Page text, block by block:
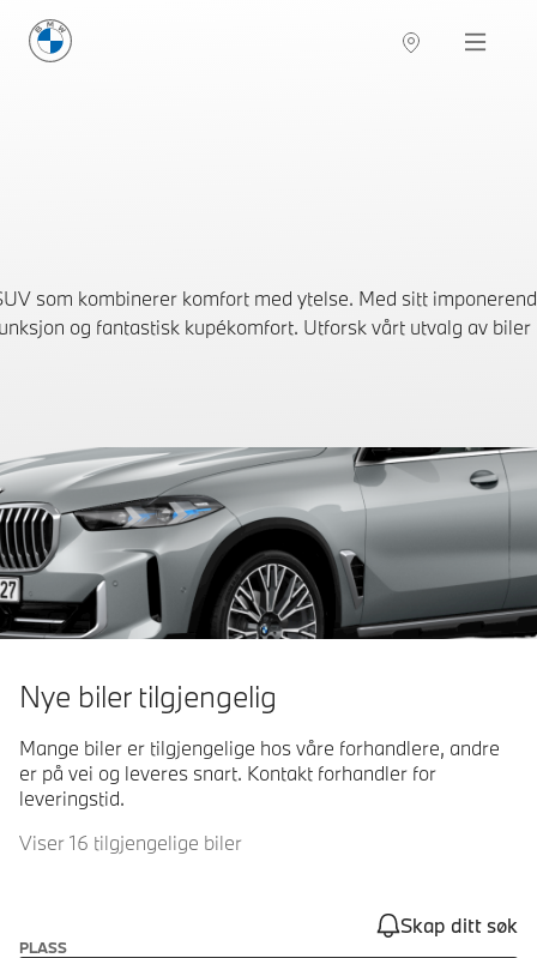
BMW Norge Navigation
som kombinerer komfort med ytelse. Med sitt
og fantastisk kupékomfort. Utforsk vårt utvalg av biler
Nye biler tilgjengelig
Mange biler er tilgjengelige hos våre forhandlere, andre
er på vei og leveres snart. Kontakt forhandler for
leveringstid.
Viser 16 tilgjengelige biler
Skap ditt søk
PLASS